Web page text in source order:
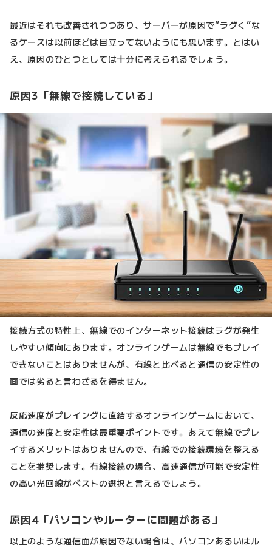
最近はそれも改善されつつあり、サーバーが原因で”ラグく”な
るケースは以前ほどは目立ってないようにも思います。とはい
え、原因のひとつとしては十分に考えられるでしょう。
原因3「無線で接続している」
接続方式の特性上、無線でのインターネット接続はラグが発生
しやすい傾向にあります。オンラインゲームは無線でもプレイ
できないことはありませんが、有線と比べると通信の安定性の
面では劣ると言わざるを得ません。
反応速度がプレイングに直結するオンラインゲームにおいて、
通信の速度と安定性は最重要ポイントです。あえて無線でプレ
イするメリットはありませんので、有線での接続環境を整える
ことを推奨します。有線接続の場合、高速通信が可能で安定性
の高い光回線がベストの選択と言えるでしょう。
原因4「パソコンやルーターに問題がある」
以上のような通信面が原因でない場合は、パソコンあるいはル